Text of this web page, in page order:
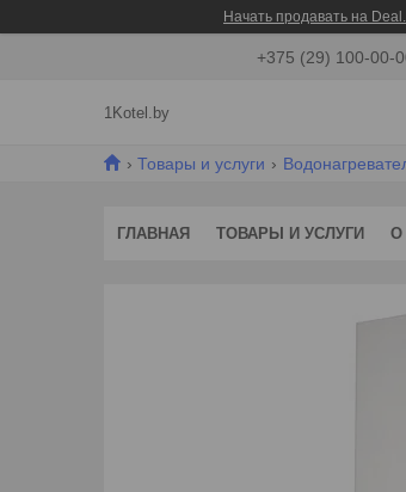
Начать продавать на
+375 (29) 100-00-
1Kotel.by
Товары и услуги
ГЛАВНАЯ ТОВАРЫ И УСЛУГИ О